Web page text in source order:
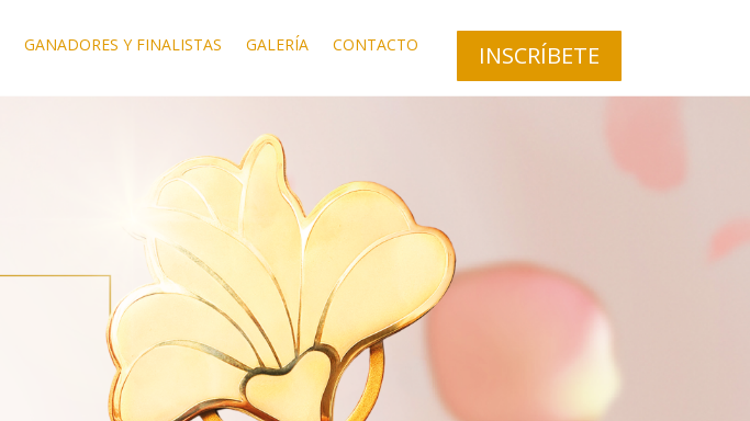
GANADORES Y FINALISTAS GALERÍA CONTACTO INSCRÍBETE